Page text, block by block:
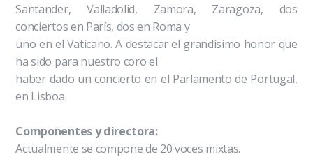
Santander, Valladolid, Zamora, Zaragoza, dos
conciertos en París, dos en Roma y
uno en el Vaticano. A destacar el grandísimo honor que
ha sido para nuestro coro el
haber dado un concierto en el Parlamento de Portugal,
en Lisboa.
Componentes y directora:
Actualmente se compone de 20 voces mixtas.